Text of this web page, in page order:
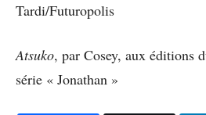
Tardi/Futuropolis
Atsuko, par Cosey, aux éditions
série « Jonathan »